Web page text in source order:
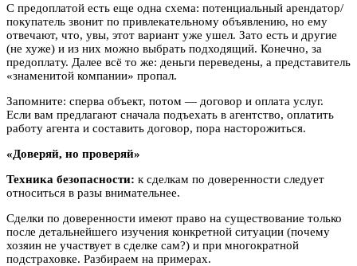
С предоплатой есть еще одна схема: потенциальный арендатор/
покупатель звонит по привлекательному объявлению, но ему
отвечают, что, увы, этот вариант уже ушел. Зато есть и другие
(не хуже) и из них можно выбрать подходящий. Конечно, за
предоплату. Далее всё то же: деньги переведены, а представитель
«знаменитой компании» пропал.
Запомните: сперва объект, потом — договор и оплата услуг.
Если вам предлагают сначала подъехать в агентство, оплатить
работу агента и составить договор, пора насторожиться.
«Доверяй, но проверяй»
Техника безопасности: к сделкам по доверенности следует
относиться в разы внимательнее.
Сделки по доверенности имеют право на существование только
после детальнейшего изучения конкретной ситуации (почему
хозяин не участвует в сделке сам?) и при многократной
подстраховке. Разбираем на примерах.